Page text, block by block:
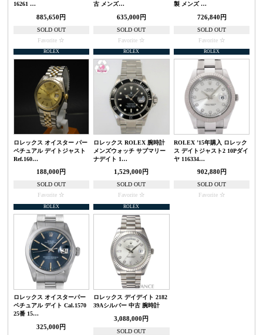
16261 …
885,650円
SOLD OUT
Favorite
古 メンズ…
635,000円
SOLD OUT
Favorite
製 メンズ …
726,840円
SOLD OUT
Favorite
ROLEX
ロレックス オイスター パー
ペチュアル デイトジャスト
Ref.160…
188,000円
SOLD OUT
Favorite
ROLEX
ロレックス ROLEX 腕時計
メンズウォッチ サブマリー
ナデイト 1…
1,529,000円
SOLD OUT
Favorite
ROLEX
ROLEX ’15年購入 ロレック
ス デイトジャスト2 10Pダイ
ヤ 116334…
902,880円
SOLD OUT
Favorite
ROLEX
ロレックス オイスターパー
ペチュアル デイト Cal.1570
25番 15…
325,000円
ROLEX
ロレックス デイデイト 2182
39Aシルバー 中古 腕時計
3,088,000円
SOLD OUT